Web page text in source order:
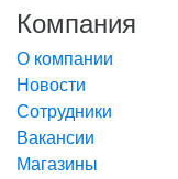
Компания
О компании
Новости
Сотрудники
Вакансии
Магазины